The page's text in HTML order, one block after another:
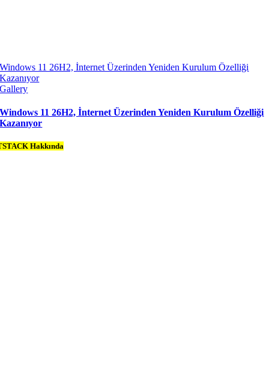
Windows 11 26H2, İnternet Üzerinden Yeniden Kurulum Özelliği
Kazanıyor
Gallery
Windows 11 26H2, İnternet Üzerinden Yeniden Kurulum Özelliği
Kazanıyor
Hakkında